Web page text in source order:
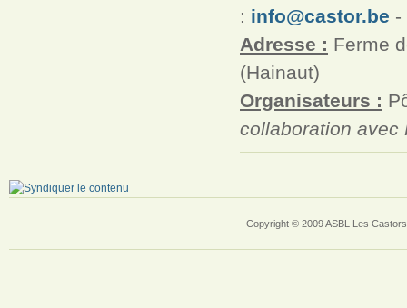
: info@castor.be -
Adresse : Ferme
(Hainaut)
Organisateurs :
collaboration avec
Copyright © 2009 ASBL Les